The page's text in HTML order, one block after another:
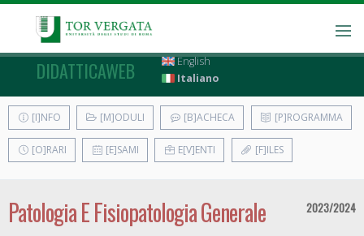
DIDATTICAWEB
English
Italiano
[I]NFO [M]ODULI [B]ACHECA [P]ROGRAMMA
[O]RARI [E]SAMI E[V]ENTI [F]ILES
Patologia E Fisiopatologia Generale 2023/2024